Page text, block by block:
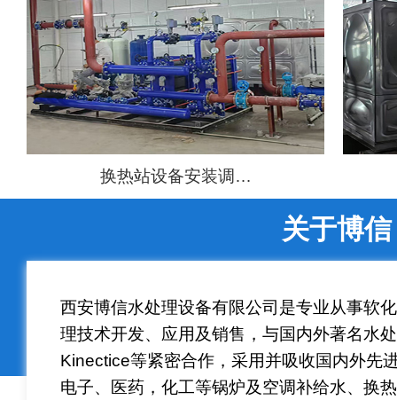
换热站设备安装调…
关于博信
西安博信水处理设备有限公司是专业从事软
理技术开发、应用及销售，与国内外著名水
Kinectice等紧密合作，采用并吸收国内外先
电子、医药，化工等锅炉及空调补给水、换